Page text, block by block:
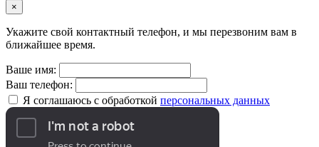
×
Укажите свой контактный телефон, и мы перезвоним вам в
ближайшее время.
Ваше имя:
Ваш телефон:
Я соглашаюсь с обработкой персональных данных